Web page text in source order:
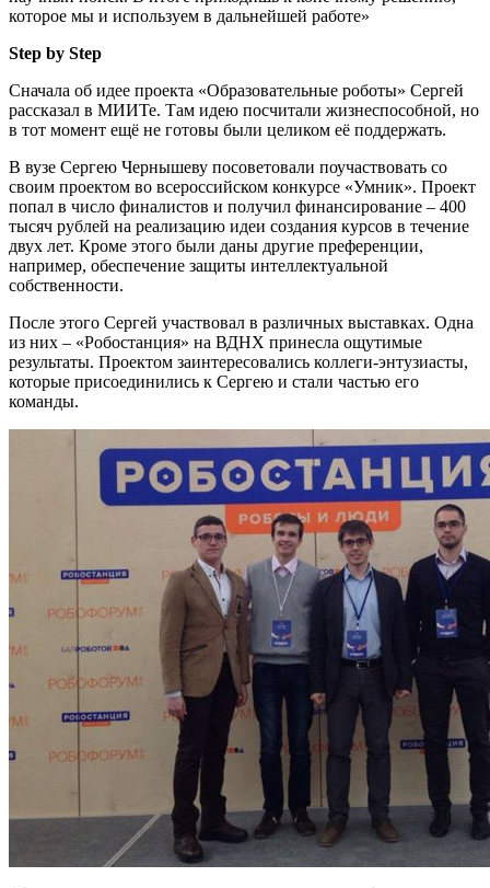
которое мы и используем в дальнейшей работе»
Step by Step
Сначала об идее проекта «Образовательные роботы» Сергей
рассказал в МИИТе. Там идею посчитали жизнеспособной, но
в тот момент ещё не готовы были целиком её поддержать.
В вузе Сергею Чернышеву посоветовали поучаствовать со
своим проектом во всероссийском конкурсе «Умник». Проект
попал в число финалистов и получил финансирование – 400
тысяч рублей на реализацию идеи создания курсов в течение
двух лет. Кроме этого были даны другие преференции,
например, обеспечение защиты интеллектуальной
собственности.
После этого Сергей участвовал в различных выставках. Одна
из них – «Робостанция» на ВДНХ принесла ощутимые
результаты. Проектом заинтересовались коллеги-энтузиасты,
которые присоединились к Сергею и стали частью его
команды.